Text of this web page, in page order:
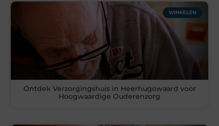
WINKELEN
Ontdek Verzorgingshuis in Heerhugowaard voor
Hoogwaardige Ouderenzorg